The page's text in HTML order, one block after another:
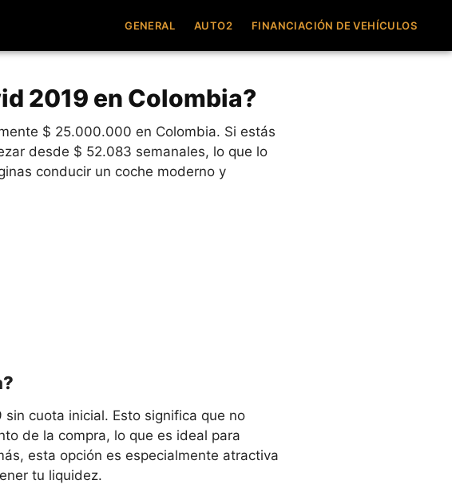
GENERAL AUTO2 FINANCIACIÓN DE VEHÍCULOS
2019 en Colombia?
$ 25.000.000 en Colombia. Si estás
desde $ 52.083 semanales, lo que lo
conducir un coche moderno y
cuota inicial. Esto significa que no
de la compra, lo que es ideal para
esta opción es especialmente atractiva
tu liquidez.